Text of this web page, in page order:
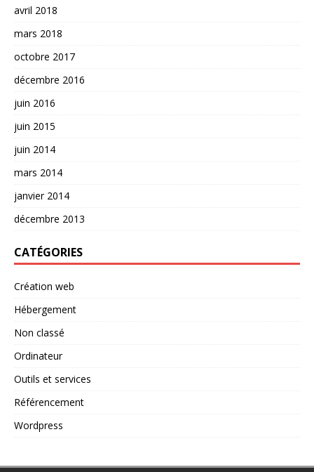
avril 2018
mars 2018
octobre 2017
décembre 2016
juin 2016
juin 2015
juin 2014
mars 2014
janvier 2014
décembre 2013
CATÉGORIES
Création web
Hébergement
Non classé
Ordinateur
Outils et services
Référencement
Wordpress